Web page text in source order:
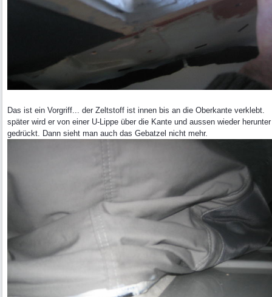
Das ist ein Vorgriff... der Zeltstoff ist innen bis an die Oberkante verklebt.
später wird er von einer U-Lippe über die Kante und aussen wieder herunter
gedrückt. Dann sieht man auch das Gebatzel nicht mehr.